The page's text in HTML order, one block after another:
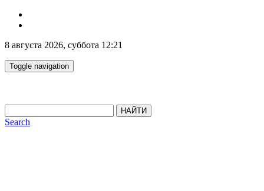
8 августа 2026, суббота 12:21
Toggle navigation
НАЙТИ
Search